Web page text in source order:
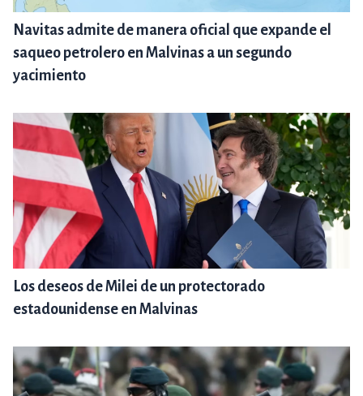
Navitas admite de manera oficial que expande el
saqueo petrolero en Malvinas a un segundo
yacimiento
Los deseos de Milei de un protectorado
estadounidense en Malvinas